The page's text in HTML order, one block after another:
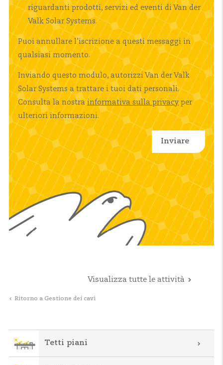
riguardanti prodotti, servizi ed eventi di Van der
Valk Solar Systems.
Puoi annullare l’iscrizione a questi messaggi in
qualsiasi momento.
Inviando questo modulo, autorizzi Van der Valk
Solar Systems a trattare i tuoi dati personali.
Consulta la nostrainformativa sulla privacy per
ulteriori informazioni.
Visualizza tutte le attività
Ritorno a Gestione dei cavi
Tetti piani